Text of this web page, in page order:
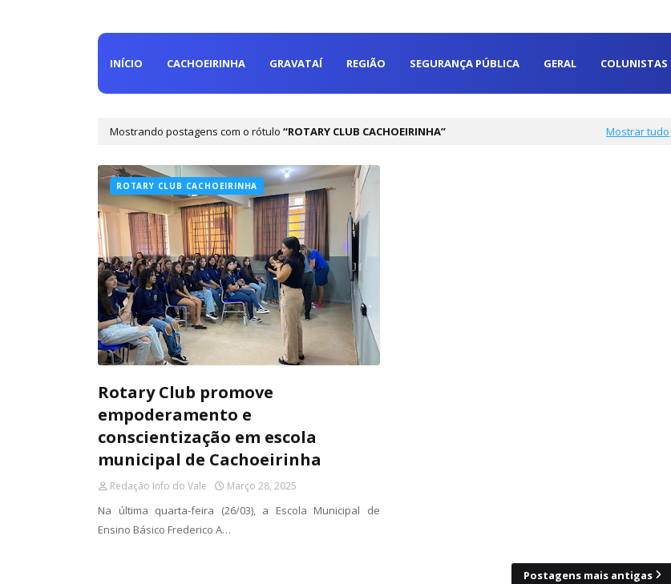
INÍCIO CACHOEIRINHA GRAVATAÍ REGIÃO SEGURANÇA PÚBLICA GERAL COLUNISTAS
Mostrando postagens com o rótulo ROTARY CLUB CACHOEIRINHA Mostrar tudo
ROTARY CLUB CACHOEIRINHA
Rotary Club promove
empoderamento e
conscientização em escola
municipal de Cachoeirinha
Redação Info do Vale Março 28, 2025
Na última quarta-feira (26/03), a Escola Municipal de
Ensino Básico Frederico A…
Postagens mais antigas